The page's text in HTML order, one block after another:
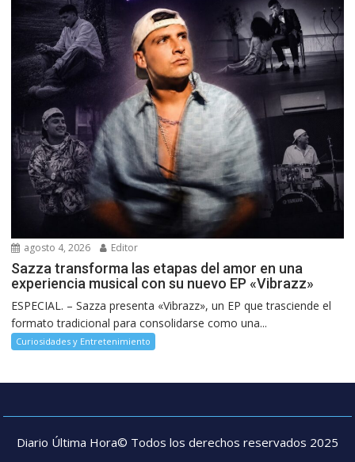
agosto 4, 2026 Editor
Sazza transforma las etapas del amor en una
experiencia musical con su nuevo EP «Vibrazz»
ESPECIAL. – Sazza presenta «Vibrazz», un EP que trasciende el
formato tradicional para consolidarse como una...
Curiosidades y Entretenimiento
Diario Última Hora© Todos los derechos reservados 2025